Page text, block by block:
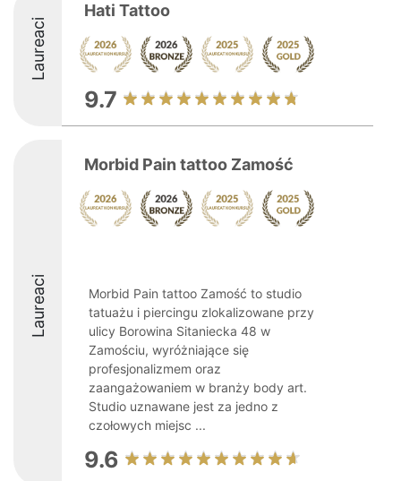
Laureaci
Hati Tattoo
9.7
Laureaci
Morbid Pain tattoo Zamość
Morbid Pain tattoo Zamość to studio
tatuażu i piercingu zlokalizowane przy
ulicy Borowina Sitaniecka 48 w
Zamościu, wyróżniające się
profesjonalizmem oraz
zaangażowaniem w branży body art.
Studio uznawane jest za jedno z
czołowych miejsc ...
9.6